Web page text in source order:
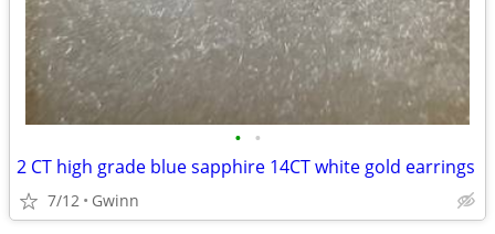
• •
2 CT high grade blue sapphire 14CT white gold earrings
7/12 Gwinn